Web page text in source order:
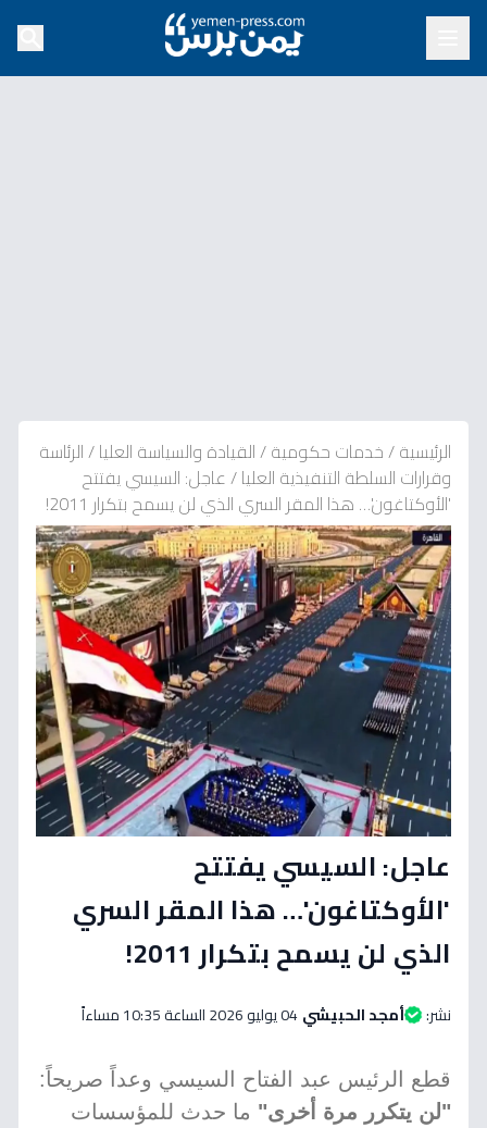
الرئيسية/خدمات حكومية/القيادة والسياسة العليا/الرئاسة
وقرارات السلطة التنفيذية العليا/عاجل: السيسي يفتتح
'الأوكتاغون'… هذا المقر السري الذي لن يسمح بتكرار 2011!
عاجل: السيسي يفتتح
'الأوكتاغون'… هذا المقر السري
الذي لن يسمح بتكرار 2011!
نشر: أمجد الحبيشي04 يوليو 2026 الساعة 10:35 مساءاً
قطع الرئيس عبد الفتاح السيسي وعداً صريحاً:
"لن يتكرر مرة أخرى" ما حدث للمؤسسات